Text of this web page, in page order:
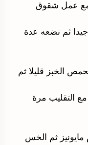
مع عمل شقوق
ثم نضعه عدة
الخبز قليلا ثم
لمدة من 8-5 دقائق مع التقليب مرة
ثم الخس